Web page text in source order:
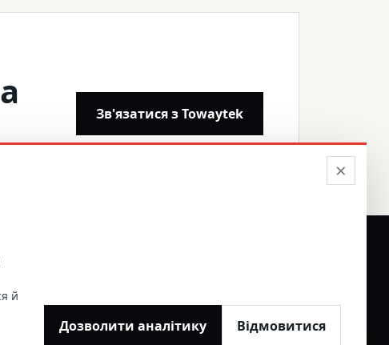
Зв'язатися з Towaytek
З ДИЛЕРАМИ
×
й
Дозволити аналітику Відмовитися